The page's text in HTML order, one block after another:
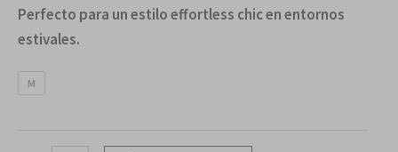
Perfecto para un estilo effortless chic en entornos
estivales.
M